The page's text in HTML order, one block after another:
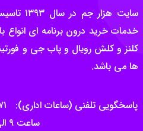
سایت
خدمات خرید درون برنامه ای
کلنز و کلش رویال و پاب جی و
ها می باشد.
ساعت ۹ الی ۲۴